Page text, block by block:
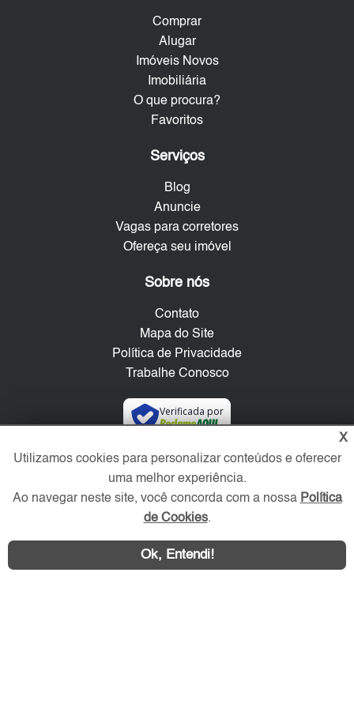
Comprar
Alugar
Imóveis Novos
Imobiliária
O que procura?
Favoritos
Serviços
Blog
Anuncie
Vagas para corretores
Ofereça seu imóvel
Sobre nós
Contato
Mapa do Site
Política de Privacidade
Trabalhe Conosco
Verificada por
Redes Sociais
X
Utilizamos cookies para personalizar conteúdos e oferecer
uma melhor experiência.
Ao navegar neste site, você concorda com a nossa Política
de Cookies.
Ok, Entendi!